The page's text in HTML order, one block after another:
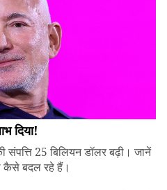
दिया!
25 बिलियन डॉलर बढ़ी। जानें
कैसे बदल रहे हैं।